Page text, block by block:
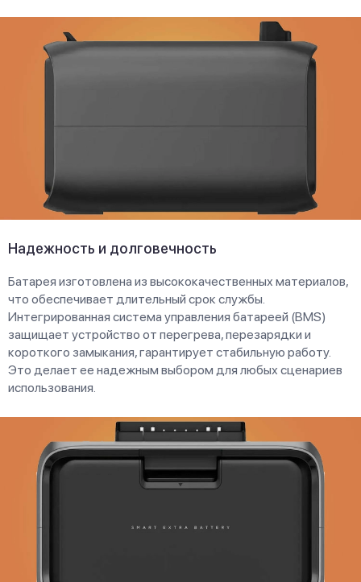
Надежность и долговечность
Батарея изготовлена из высококачественных материалов,
что обеспечивает длительный срок службы.
Интегрированная система управления батареей (BMS)
защищает устройство от перегрева, перезарядки и
короткого замыкания, гарантирует стабильную работу.
Это делает ее надежным выбором для любых сценариев
использования.